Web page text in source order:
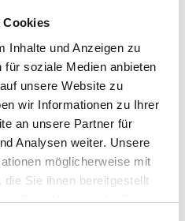
Cookies
Inhalte und Anzeigen zu
soziale Medien anbieten
unsere Website zu
wir Informationen zu Ihrer
an unsere Partner für
Analysen weiter. Unsere
möglicherweise mit
Sie ihnen bereitgestellt
Ihrer Nutzung der Dienste